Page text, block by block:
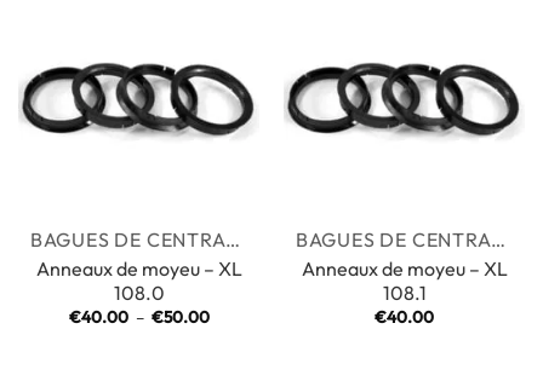
BAGUES DE CENTRAGE
Anneaux de moyeu – XL
108.0
€40.00 – €50.00Plage
BAGUES DE CENTRAGE
Anneaux de moyeu – XL
108.1
€40.00